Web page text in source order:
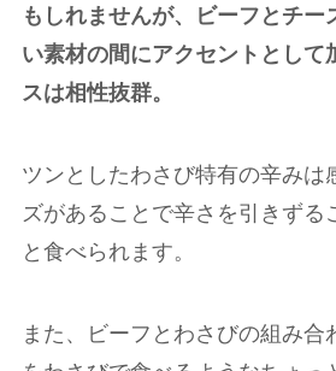
もしれませんが、ビーフとチー
い素材の間にアクセントとして
スは相性抜群。
ツンとしたわさび特有の辛みは
ズがあることで辛さを引きずる
と食べられます。
また、ビーフとわさびの組み合